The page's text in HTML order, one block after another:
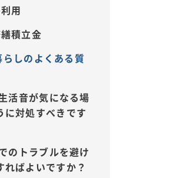
用
積立金
しのよくある質
活音が気になる場
に対処すべきです
のトラブルを避け
ればよいですか？